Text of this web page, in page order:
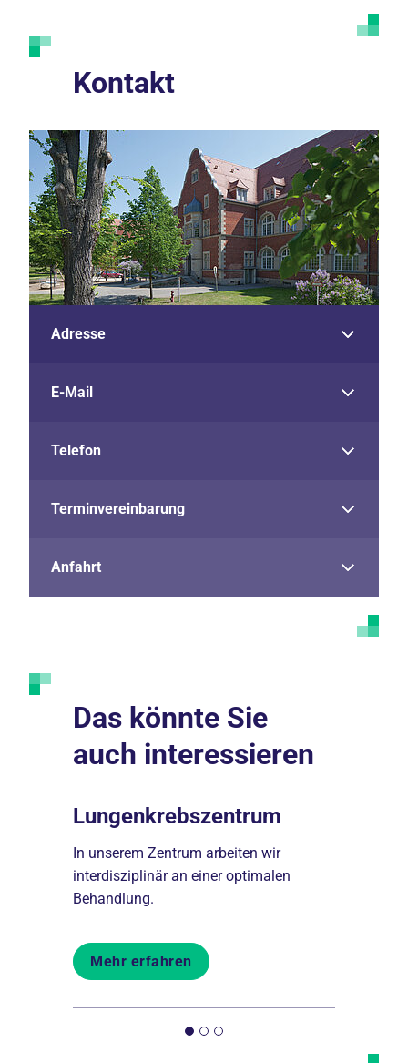
Kontakt
Adresse
E-Mail
Telefon
Terminvereinbarung
Anfahrt
Das könnte Sie
auch interessieren
Lungenkrebszentrum
In unserem Zentrum arbeiten wir
interdisziplinär an einer optimalen
Behandlung.
Mehr erfahren